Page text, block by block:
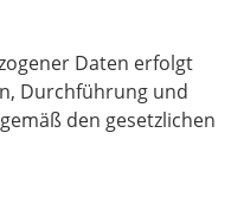
Daten erfolgt
Durchführung und
den gesetzlichen